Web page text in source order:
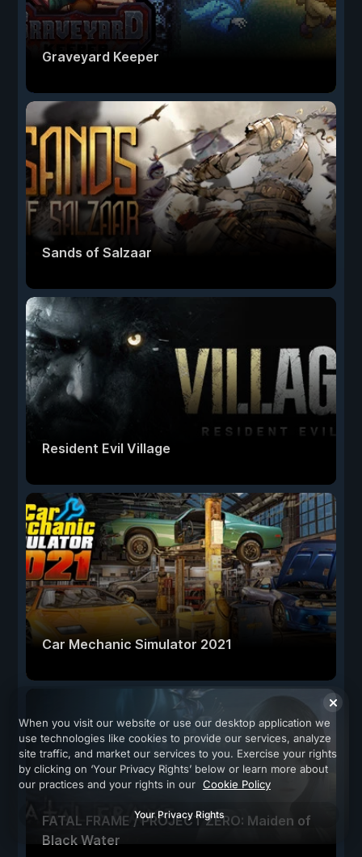
Graveyard Keeper
Sands of Salzaar
Resident Evil Village
Car Mechanic Simulator 2021
FATAL FRAME / PROJECT ZERO: Maiden of
Black Water
When you visit our website or use our desktop application we
use technologies like cookies to provide our services, analyze
site traffic, and market our services to you. Exercise your rights
by clicking on ‘Your Privacy Rights’ below or learn more about
our practices and your rights in our Cookie Policy
Your Privacy Rights